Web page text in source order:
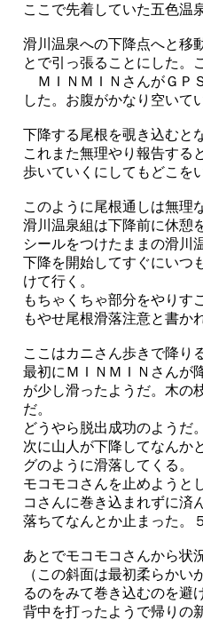
ここで先着していた五色温
滑川温泉への下降点へと移
とで引っ張ることにした。
ＭＩＮＭＩＮさんがＧＰ
した。お腹がかなり空いて
下降する尾根を覗き込むと
これまた無理やり報告する
歩いていくにしてもどこを
このように尾根通しは無理
滑川温泉組は下降前に休憩
シールをつけたままの滑川
下降を開始してすぐにいつ
けて行く。
もちゃくちゃ部分をやりす
もやせ尾根滑落注意と書か
ここはカニさん歩きで降り
最初にＭＩＮＭＩＮさんが
が少し滑ったようだ。木の
だ。
どうやら脱出成功のようだ。
次に山人が下降してなんか
グのように滑落してくる。
モコモコさんを止めようと
コさんに巻き込まれずに済
落ちてなんとか止まった。
あとでモコモコさんから状
（この斜面は最初柔らか
るのをみて巻き込むのを避
背中を打ったようで帰りの